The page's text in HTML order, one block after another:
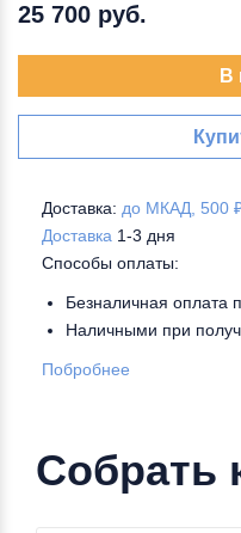
25 700 руб.
В
Доставка: до МКАД, 500
Доставка 1-3 дня
Способы оплаты:
Безналичная оплата
Наличными при
Побробнее
Собрать